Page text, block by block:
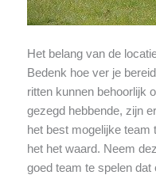
Het belang van de
Bedenk hoe ver je
ritten kunnen behoorlijk
gezegd hebbende, zijn
het best mogelijke
het het waard. Neem
goed team te spelen